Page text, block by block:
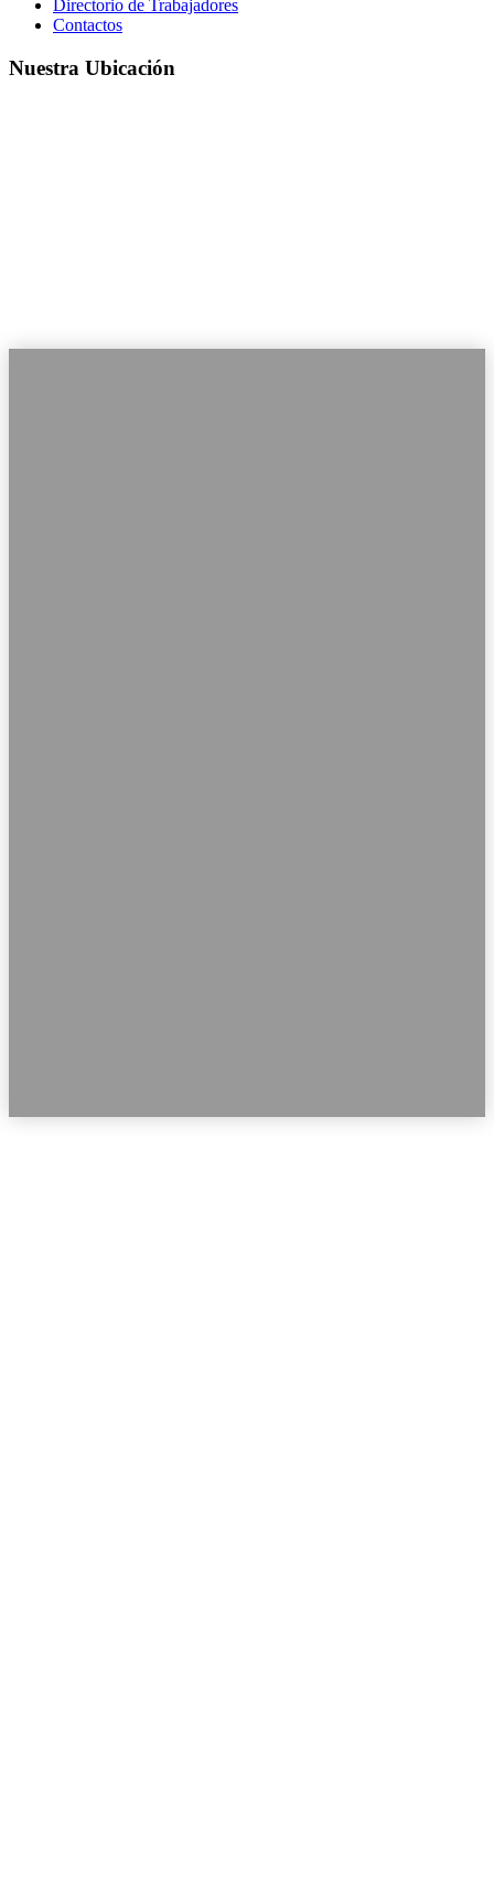
Directorio de Trabajadores
Contactos
Nuestra Ubicación